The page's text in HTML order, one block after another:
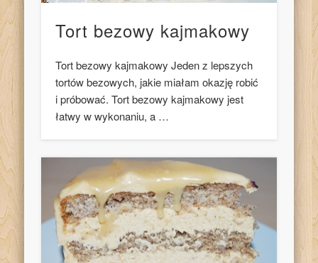
Tort bezowy kajmakowy
Tort bezowy kajmakowy Jeden z lepszych
tortów bezowych, jakie miałam okazję robić
i próbować. Tort bezowy kajmakowy jest
łatwy w wykonaniu, a …